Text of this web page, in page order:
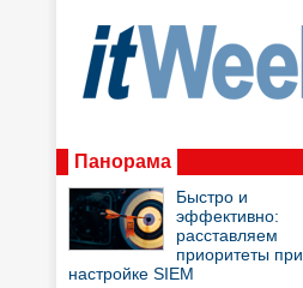
Панорама
Быстро и
эффективно:
расставляем
приоритеты при
настройке SIEM